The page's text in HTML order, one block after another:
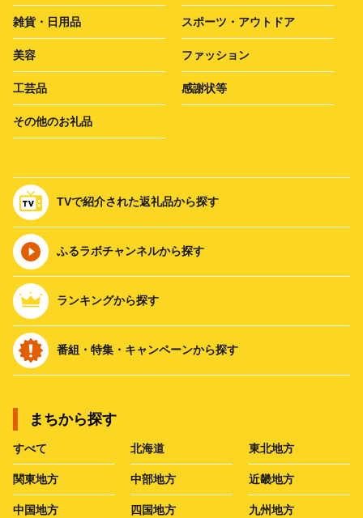
雑貨・日用品 スポーツ・アウトドア
美容 ファッション
工芸品 感謝状等
その他のお礼品
TVで紹介された返礼品から探す
ふるラボチャンネルから探す
ランキングから探す
番組・特集・キャンペーンから探す
まちから探す
すべて 北海道 東北地方
関東地方 中部地方 近畿地方
中国地方 四国地方 九州地方